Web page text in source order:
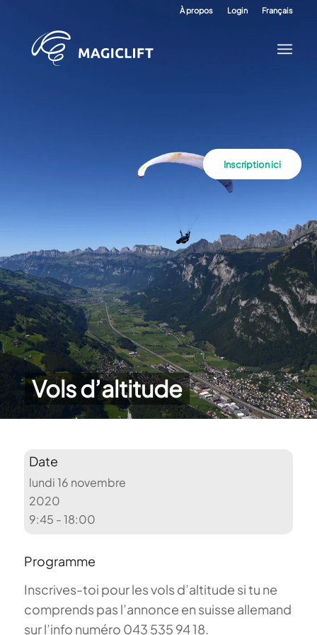
À propos Login Français
Vols d’altitude
Inscription ici
Date
lundi 16 novembre
2020
9:45 - 18:00
Programme
Inscrives-toi pour les vols d’altitude si tu ne
comprends pas l’annonce en suisse allemand
sur l’info numéro 043 535 94 18.